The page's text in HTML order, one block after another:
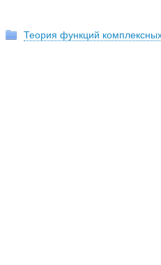
Теория функций